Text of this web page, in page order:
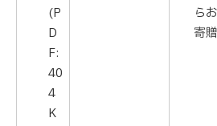
(P
D
F:
40
4
K
ら
寄贈